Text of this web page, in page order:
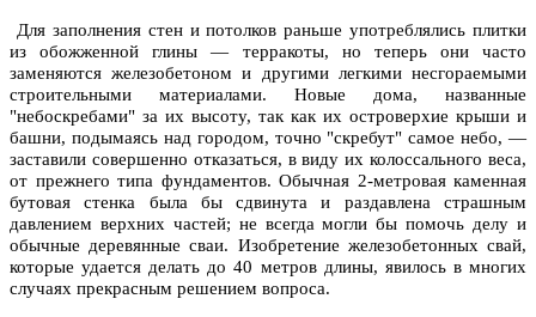
Для заполнения стен и потолков раньше употреблялись плитки
из обожженной глины — терракоты, но теперь они часто
заменяются железобетоном и другими легкими несгораемыми
строительными материалами. Новые дома, названные
"небоскребами" за их высоту, так как их островерхие крыши и
башни, подымаясь над городом, точно "скребут" самое небо, —
заставили совершенно отказаться, в виду их колоссального веса,
от прежнего типа фундаментов. Обычная 2-метровая каменная
бутовая стенка была бы сдвинута и раздавлена страшным
давлением верхних частей; не всегда могли бы помочь делу и
обычные деревянные сваи. Изобретение железобетонных свай,
которые удается делать до 40 метров длины, явилось в многих
случаях прекрасным решением вопроса.